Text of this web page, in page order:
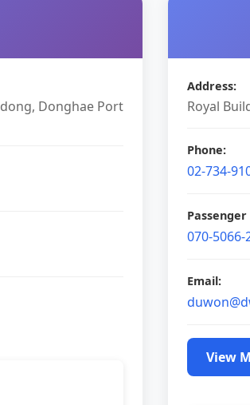
Donghae Port
Address:
Royal
Phone:
02-734-
070-5066-
Email:
View